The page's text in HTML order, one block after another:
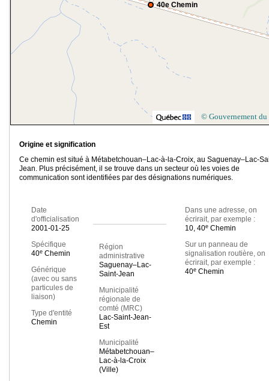
40e Chemin
© Gouvernement du
Origine et signification
Ce chemin est situé à Métabetchouan–Lac-à-la-Croix, au Saguenay–Lac-
Jean. Plus précisément, il se trouve dans un secteur où les voies de
communication sont identifiées par des désignations numériques.
Date
d'officialisation
2001-01-25
Spécifique
40e Chemin
Générique
(avec ou sans
particules de
liaison)
Type d'entité
Chemin
Région
administrative
Saguenay–Lac-
Saint-Jean
Municipalité
régionale de
comté (MRC)
Lac-Saint-Jean-
Est
Municipalité
Métabetchouan–
Lac-à-la-Croix
(Ville)
Dans une adresse, on
écrirait, par exemple :
10, 40eChemin
Sur un panneau de
signalisation routière, on
écrirait, par exemple :
40eChemin